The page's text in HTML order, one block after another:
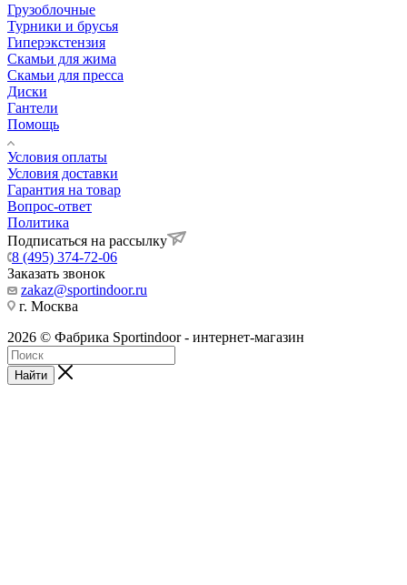
Грузоблочные
Турники и брусья
Гиперэкстензия
Скамьи для жима
Скамьи для пресса
Диски
Гантели
Помощь
Условия оплаты
Условия доставки
Гарантия на товар
Вопрос-ответ
Политика
Подписаться на рассылку
8 (495) 374-72-06
Заказать звонок
zakaz@sportindoor.ru
г. Москва
2026 © Фабрика Sportindoor - интернет-магазин
Найти